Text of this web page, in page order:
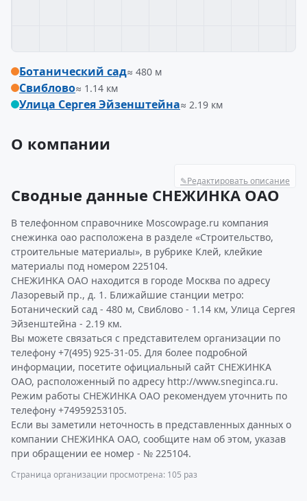
Ботанический сад≈ 480 м
Свиблово≈ 1.14 км
Улица Сергея Эйзенштейна≈ 2.19 км
О компании
✎Редактировать описание
Сводные данные СНЕЖИНКА ОАО
В телефонном справочнике Moscowpage.ru компания
снежинка оао расположена в разделе «Строительство,
строительные материалы», в рубрике Клей, клейкие
материалы под номером 225104.
СНЕЖИНКА ОАО находится в городе Москва по адресу
Лазоревый пр., д. 1. Ближайшие станции метро:
Ботанический сад - 480 м, Свиблово - 1.14 км, Улица Сергея
Эйзенштейна - 2.19 км.
Вы можете связаться с представителем организации по
телефону +7(495) 925-31-05. Для более подробной
информации, посетите официальный сайт СНЕЖИНКА
ОАО, расположенный по адресу http://www.sneginca.ru.
Режим работы СНЕЖИНКА ОАО рекомендуем уточнить по
телефону +74959253105.
Если вы заметили неточность в представленных данных о
компании СНЕЖИНКА ОАО, сообщите нам об этом, указав
при обращении ее номер - № 225104.
Страница организации просмотрена: 105 раз